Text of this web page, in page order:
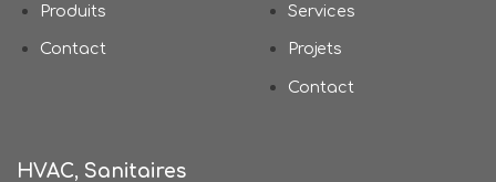
Produits
Contact
Services
Projets
Contact
HVAC, Sanitaires